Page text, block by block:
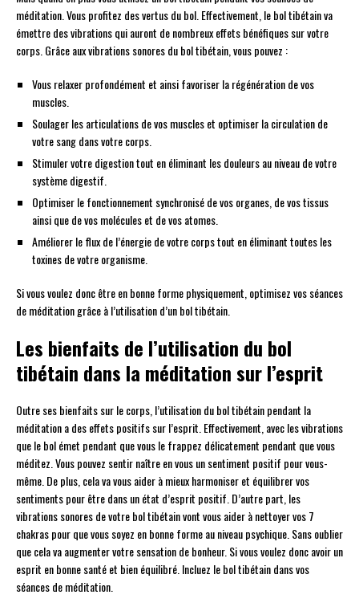
méditation. Vous profitez des vertus du bol. Effectivement, le bol tibétain va
émettre des vibrations qui auront de nombreux effets bénéfiques sur votre
corps. Grâce aux vibrations sonores du bol tibétain, vous pouvez :
Vous relaxer profondément et ainsi favoriser la régénération de vos
muscles.
Soulager les articulations de vos muscles et optimiser la circulation de
votre sang dans votre corps.
Stimuler votre digestion tout en éliminant les douleurs au niveau de votre
système digestif.
Optimiser le fonctionnement synchronisé de vos organes, de vos tissus
ainsi que de vos molécules et de vos atomes.
Améliorer le flux de l’énergie de votre corps tout en éliminant toutes les
toxines de votre organisme.
Si vous voulez donc être en bonne forme physiquement, optimisez vos séances
de méditation grâce à l’utilisation d’un bol tibétain.
Les bienfaits de l’utilisation du bol
tibétain dans la méditation sur l’esprit
Outre ses bienfaits sur le corps, l’utilisation du bol tibétain pendant la
méditation a des effets positifs sur l’esprit. Effectivement, avec les vibrations
que le bol émet pendant que vous le frappez délicatement pendant que vous
méditez. Vous pouvez sentir naître en vous un sentiment positif pour vous-
même. De plus, cela va vous aider à mieux harmoniser et équilibrer vos
sentiments pour être dans un état d’esprit positif. D’autre part, les
vibrations sonores de votre bol tibétain vont vous aider à nettoyer vos 7
chakras pour que vous soyez en bonne forme au niveau psychique. Sans oublier
que cela va augmenter votre sensation de bonheur. Si vous voulez donc avoir un
esprit en bonne santé et bien équilibré. Incluez le bol tibétain dans vos
séances de méditation.